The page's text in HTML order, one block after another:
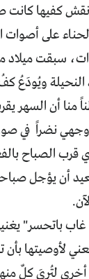
كفيها
على أصوات
سبقت
ويُودَعُ كفُ
منا أن
نضراً في
قرب الصباح
أن يؤجل
باتحسر"
لأوصيتها بأن
لتُريَ كلٌ